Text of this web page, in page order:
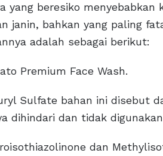
yang beresiko menyebabkan
janin, bahkan yang paling
adalah sebagai berikut:
Premium Face Wash.
Sulfate bahan ini disebut
dihindari dan tidak
dan